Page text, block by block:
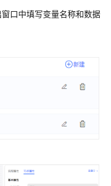
口中填写变量名称和数据